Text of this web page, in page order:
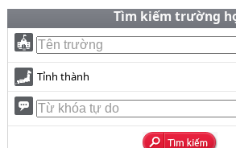
Tìm kiếm trường
Tỉnh thành